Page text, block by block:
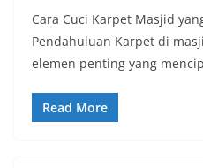
Cara Cuci Karpet Masjid
Pendahuluan Karpet di
elemen penting yang
Read More